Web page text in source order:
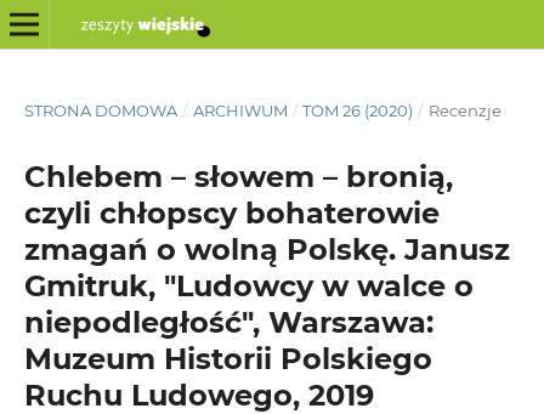
STRONA DOMOWA / ARCHIWUM / TOM 26 (2020) / Recenzje
Chlebem – słowem – bronią,
czyli chłopscy bohaterowie
zmagań o wolną Polskę. Janusz
Gmitruk, "Ludowcy w walce o
niepodległość", Warszawa:
Muzeum Historii Polskiego
Ruchu Ludowego, 2019